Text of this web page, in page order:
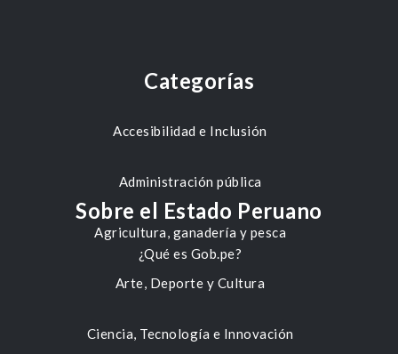
Categorías
Accesibilidad e Inclusión
Administración pública
Agricultura, ganadería y pesca
Arte, Deporte y Cultura
Ciencia, Tecnología e Innovación
Sobre el Estado Peruano
¿Qué es Gob.pe?